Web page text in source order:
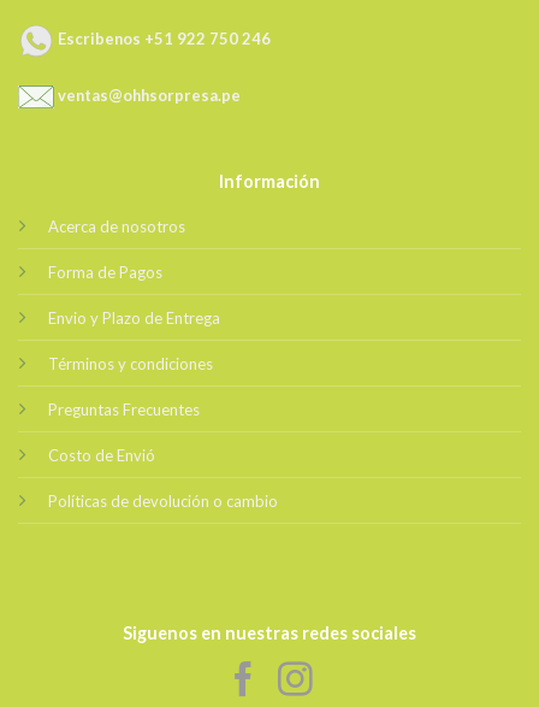
Escribenos +51 922 750 246
ventas@ohhsorpresa.pe
Información
Acerca de nosotros
Forma de Pagos
Envio y Plazo de Entrega
Términos y condiciones
Preguntas Frecuentes
Costo de Envió
Políticas de devolución o cambio
Siguenos en nuestras redes sociales